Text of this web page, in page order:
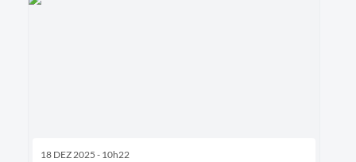
18 DEZ 2025 - 10h22